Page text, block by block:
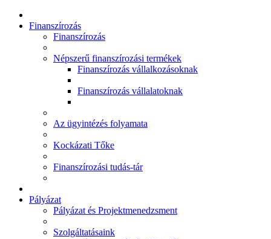
Finanszírozás
Finanszírozás
Népszerű finanszírozási termékek
Finanszírozás vállalkozásoknak
Finanszírozás vállalatoknak
Az ügyintézés folyamata
Kockázati Tőke
Finanszírozási tudás-tár
Pályázat
Pályázat és Projektmenedzsment
Szolgáltatásaink